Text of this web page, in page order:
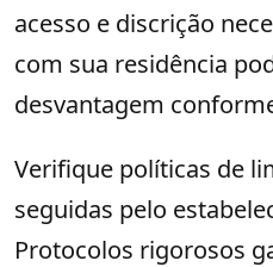
acesso e discrição
com sua residência
desvantagem
Verifique políticas de
seguidas pelo
Protocolos rigorosos